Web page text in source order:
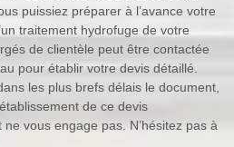
puissiez préparer à l’avance votre
traitement hydrofuge de votre
de clientèle peut être contactée
pour établir votre devis détaillé.
les plus brefs délais le document,
de ce devis
vous engage pas. N’hésitez pas à